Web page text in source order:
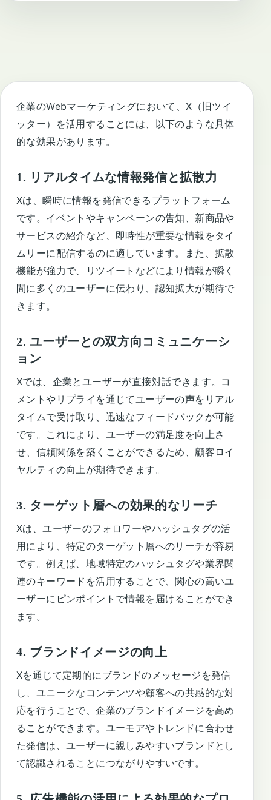
企業のWebマーケティングにおいて、X（旧ツイ
ッター）を活用することには、以下のような具体
的な効果があります。
1. リアルタイムな情報発信と拡散力
Xは、瞬時に情報を発信できるプラットフォーム
です。イベントやキャンペーンの告知、新商品や
サービスの紹介など、即時性が重要な情報をタイ
ムリーに配信するのに適しています。また、拡散
機能が強力で、リツイートなどにより情報が瞬く
間に多くのユーザーに伝わり、認知拡大が期待で
きます。
2. ユーザーとの双方向コミュニケーシ
ョン
Xでは、企業とユーザーが直接対話できます。コ
メントやリプライを通じてユーザーの声をリアル
タイムで受け取り、迅速なフィードバックが可能
です。これにより、ユーザーの満足度を向上さ
せ、信頼関係を築くことができるため、顧客ロイ
ヤルティの向上が期待できます。
3. ターゲット層への効果的なリーチ
Xは、ユーザーのフォロワーやハッシュタグの活
用により、特定のターゲット層へのリーチが容易
です。例えば、地域特定のハッシュタグや業界関
連のキーワードを活用することで、関心の高いユ
ーザーにピンポイントで情報を届けることができ
ます。
4. ブランドイメージの向上
Xを通じて定期的にブランドのメッセージを発信
し、ユニークなコンテンツや顧客への共感的な対
応を行うことで、企業のブランドイメージを高め
ることができます。ユーモアやトレンドに合わせ
た発信は、ユーザーに親しみやすいブランドとし
て認識されることにつながりやすいです。